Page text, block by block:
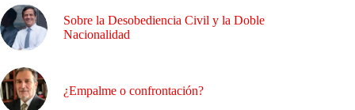
Sobre la Desobediencia Civil y la Doble
Nacionalidad
¿Empalme o confrontación?